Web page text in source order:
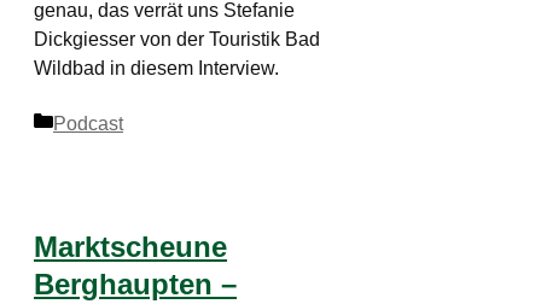
genau, das verrät uns Stefanie
Dickgiesser von der Touristik Bad
Wildbad in diesem Interview.
Kategorien
Podcast
Marktscheune
Berghaupten –